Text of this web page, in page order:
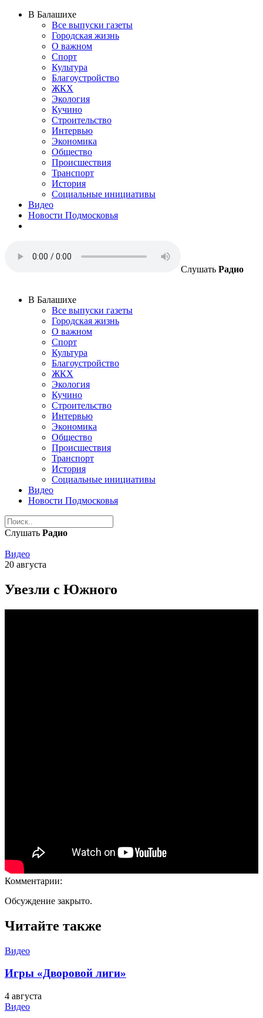
В Балашихе
Все выпуски газеты
Городская жизнь
О важном
Спорт
Культура
Благоустройство
ЖКХ
Экология
Кучино
Строительство
Интервью
Экономика
Общество
Происшествия
Транспорт
История
Социальные инициативы
Видео
Новости Подмосковья
Слушать Радио
В Балашихе
Все выпуски газеты
Городская жизнь
О важном
Спорт
Культура
Благоустройство
ЖКХ
Экология
Кучино
Строительство
Интервью
Экономика
Общество
Происшествия
Транспорт
История
Социальные инициативы
Видео
Новости Подмосковья
Слушать Радио
Видео
20 августа
Увезли с Южного
Комментарии:
Обсуждение закрыто.
Читайте также
Видео
Игры «Дворовой лиги»
4 августа
Видео